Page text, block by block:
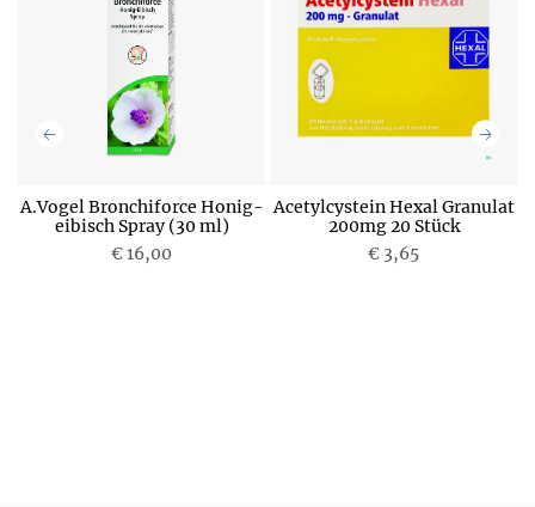
A.Vogel Bronchiforce Honig-
eibisch Spray (30 ml)
€ 16,00
Acetylcystein Hexal Granulat
200mg 20 Stück
€ 3,65